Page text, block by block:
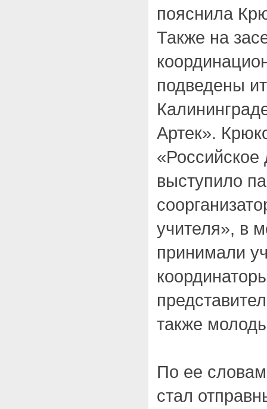
пояснила
Также на
подведены
Артек».
выступило
учителя», в
принимали
также
По ее
стал